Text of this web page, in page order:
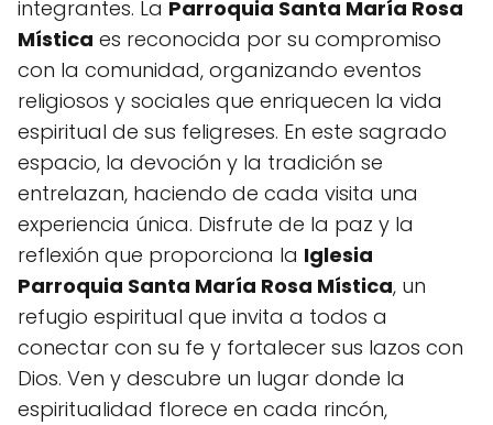
integrantes. La Parroquia Santa María Rosa
Mística es reconocida por su compromiso
con la comunidad, organizando eventos
religiosos y sociales que enriquecen la vida
espiritual de sus feligreses. En este sagrado
espacio, la devoción y la tradición se
entrelazan, haciendo de cada visita una
experiencia única. Disfrute de la paz y la
reflexión que proporciona la Iglesia
Parroquia Santa María Rosa Mística, un
refugio espiritual que invita a todos a
conectar con su fe y fortalecer sus lazos con
Dios. Ven y descubre un lugar donde la
espiritualidad florece en cada rincón,